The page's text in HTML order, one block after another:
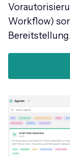
Workflow)